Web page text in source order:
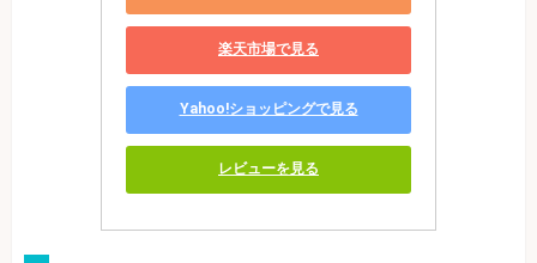
楽天市場で見る
Yahoo!ショッピングで見る
レビューを見る